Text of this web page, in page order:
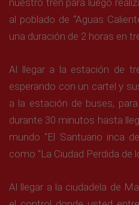
al poblado de “Aguas
una duración de 2 horas en
Al llegar a la estación de
esperando con un cartel y
a la estación de buses,
durante 30 minutos hasta
mundo “El Santuario inca
como “La Ciudad Perdida de
Al llegar a la ciudadela de